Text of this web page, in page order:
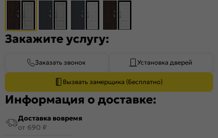
Закажите услугу:
Заказать звонок Установка дверей
Вызвать замерщика (Бесплатно)
Информация о доставке:
Доставка вовремя
от 690 ₽